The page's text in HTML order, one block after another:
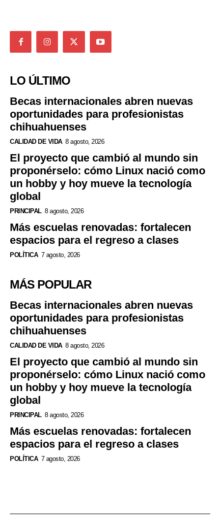
LO ÚLTIMO
Becas internacionales abren nuevas
oportunidades para profesionistas
chihuahuenses
CALIDAD DE VIDA 8 agosto, 2026
El proyecto que cambió al mundo sin
proponérselo: cómo Linux nació como
un hobby y hoy mueve la tecnología
global
PRINCIPAL 8 agosto, 2026
Más escuelas renovadas: fortalecen
espacios para el regreso a clases
POLÍTICA 7 agosto, 2026
MÁS POPULAR
Becas internacionales abren nuevas
oportunidades para profesionistas
chihuahuenses
CALIDAD DE VIDA 8 agosto, 2026
El proyecto que cambió al mundo sin
proponérselo: cómo Linux nació como
un hobby y hoy mueve la tecnología
global
PRINCIPAL 8 agosto, 2026
Más escuelas renovadas: fortalecen
espacios para el regreso a clases
POLÍTICA 7 agosto, 2026